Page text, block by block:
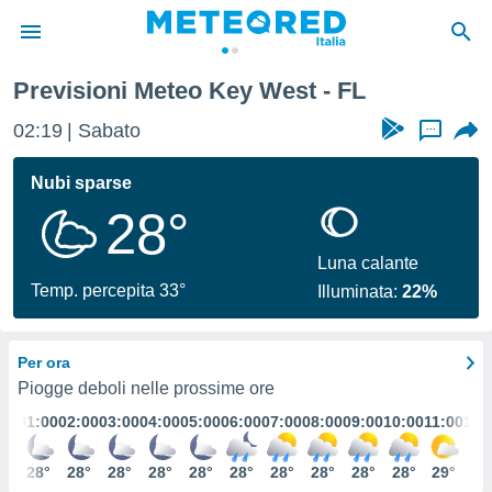
di
per
le
di
le
Previsioni Meteo Key West - FL
02:19 Sabato ...
Nubi sparse
28°
Temp. percepita 33°
Luna calante
Illuminata:22%
Per ora
Piogge deboli nelle prossime ore
01:00
28°
02:00
28°
03:00
28°
04:00
28°
05:00
28°
06:00
28°
07:00
28°
08:00
28°
09:00
28°
10:00
28°
11:00
29°